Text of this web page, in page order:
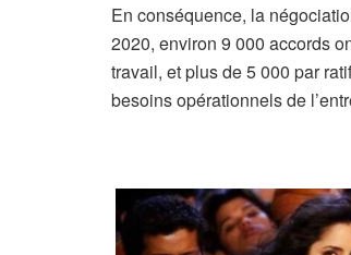
r
t
i
c
r
é
s
En conséquence, la
2020, environ 9 000 accords
travail, et plus de 5 000 par
besoins opérationnels de